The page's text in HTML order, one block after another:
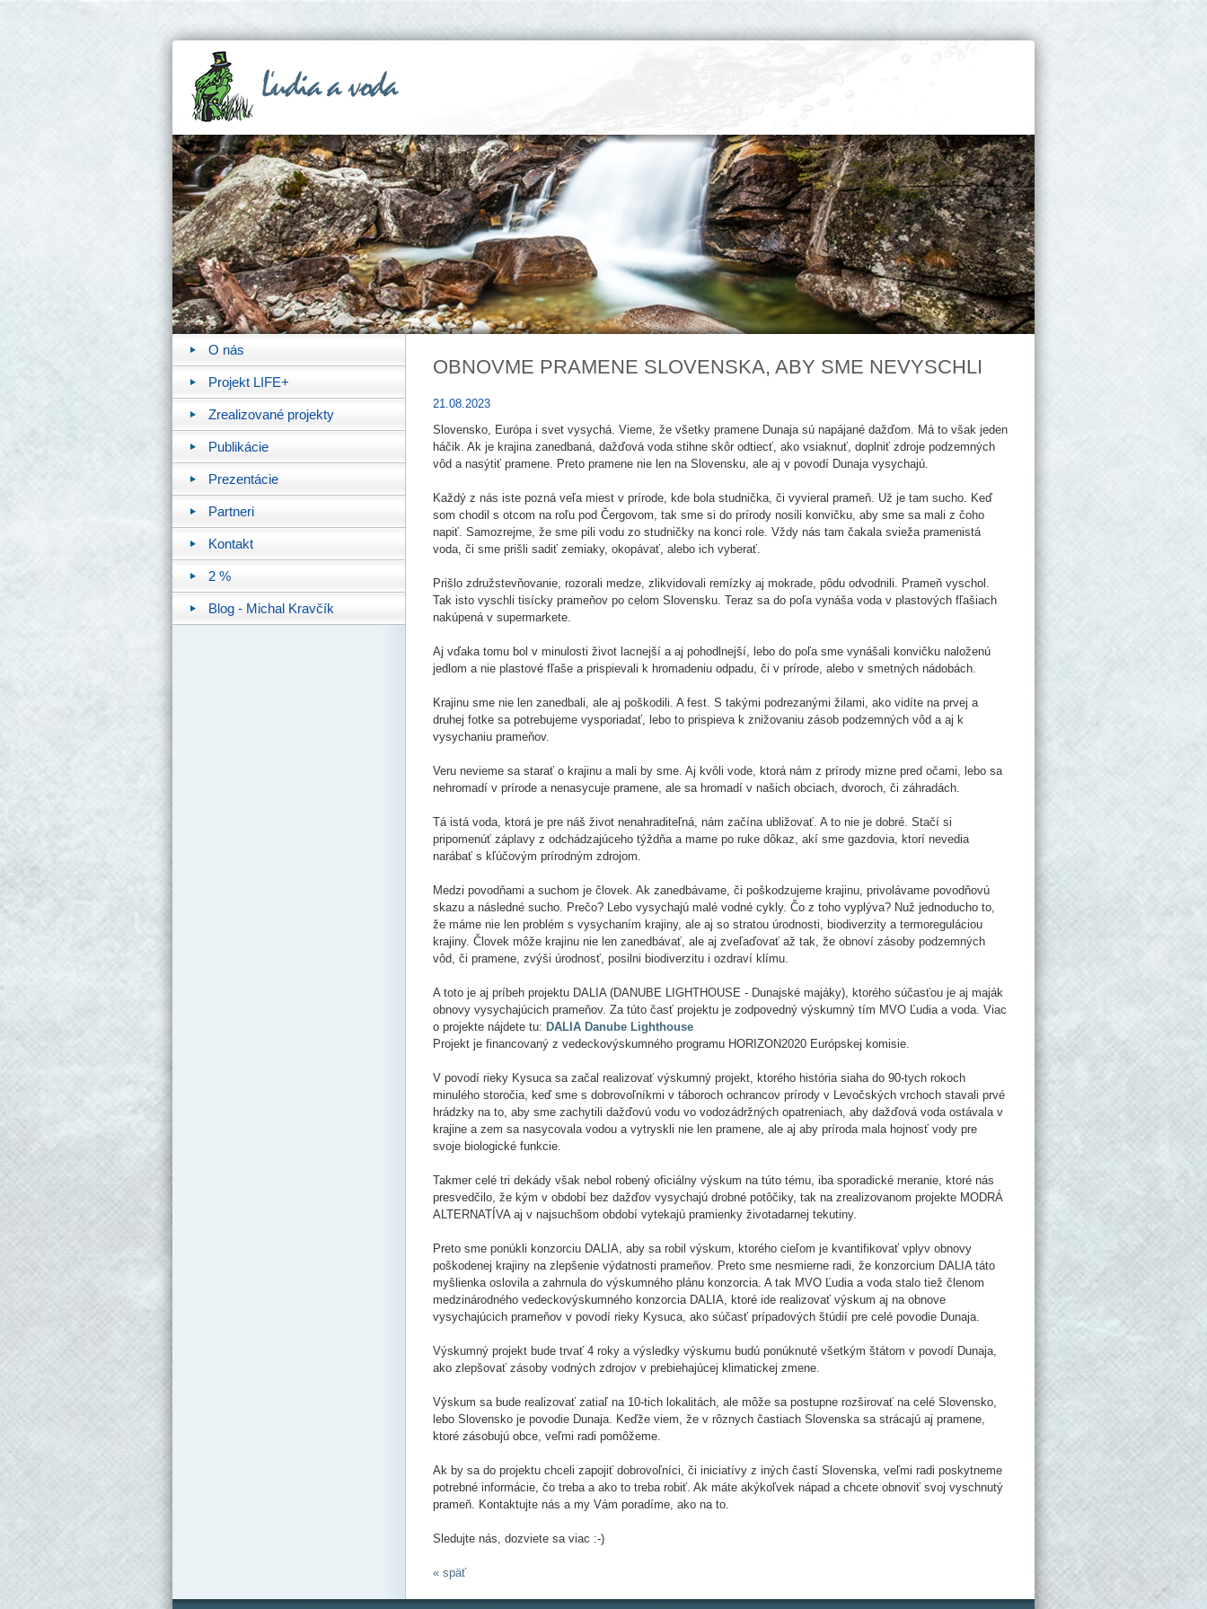
O nás
Projekt LIFE+
Zrealizované projekty
Publikácie
Prezentácie
Partneri
Kontakt
2 %
Blog - Michal Kravčík
OBNOVME PRAMENE SLOVENSKA, ABY SME NEVYSCHLI
21.08.2023
Slovensko, Európa i svet vysychá. Vieme, že všetky pramene Dunaja sú napájané dažďom. Má to však jeden
háčik. Ak je krajina zanedbaná, dažďová voda stihne skôr odtiecť, ako vsiaknuť, doplniť zdroje podzemných
vôd a nasýtiť pramene. Preto pramene nie len na Slovensku, ale aj v povodí Dunaja vysychajú.
Každý z nás iste pozná veľa miest v prírode, kde bola studnička, či vyvieral prameň. Už je tam sucho. Keď
som chodil s otcom na roľu pod Čergovom, tak sme si do prírody nosili konvičku, aby sme sa mali z čoho
napiť. Samozrejme, že sme pili vodu zo studničky na konci role. Vždy nás tam čakala svieža pramenistá
voda, či sme prišli sadiť zemiaky, okopávať, alebo ich vyberať.
Prišlo združstevňovanie, rozorali medze, zlikvidovali remízky aj mokrade, pôdu odvodnili. Prameň vyschol.
Tak isto vyschli tisícky prameňov po celom Slovensku. Teraz sa do poľa vynáša voda v plastových fľašiach
nakúpená v supermarkete.
Aj vďaka tomu bol v minulosti život lacnejší a aj pohodlnejší, lebo do poľa sme vynášali konvičku naloženú
jedlom a nie plastové fľaše a prispievali k hromadeniu odpadu, či v prírode, alebo v smetných nádobách.
Krajinu sme nie len zanedbali, ale aj poškodili. A fest. S takými podrezanými žilami, ako vidíte na prvej a
druhej fotke sa potrebujeme vysporiadať, lebo to prispieva k znižovaniu zásob podzemných vôd a aj k
vysychaniu prameňov.
Veru nevieme sa starať o krajinu a mali by sme. Aj kvôli vode, ktorá nám z prírody mizne pred očami, lebo sa
nehromadí v prírode a nenasycuje pramene, ale sa hromadí v našich obciach, dvoroch, či záhradách.
Tá istá voda, ktorá je pre náš život nenahraditeľná, nám začína ubližovať. A to nie je dobré. Stačí si
pripomenúť záplavy z odchádzajúceho týždňa a mame po ruke dôkaz, akí sme gazdovia, ktorí nevedia
narábať s kľúčovým prírodným zdrojom.
Medzi povodňami a suchom je človek. Ak zanedbávame, či poškodzujeme krajinu, privolávame povodňovú
skazu a následné sucho. Prečo? Lebo vysychajú malé vodné cykly. Čo z toho vyplýva? Nuž jednoducho to,
že máme nie len problém s vysychaním krajiny, ale aj so stratou úrodnosti, biodiverzity a termoreguláciou
krajiny. Človek môže krajinu nie len zanedbávať, ale aj zveľaďovať až tak, že obnoví zásoby podzemných
vôd, či pramene, zvýši úrodnosť, posilni biodiverzitu i ozdraví klímu.
A toto je aj príbeh projektu DALIA (DANUBE LIGHTHOUSE - Dunajské majáky), ktorého súčasťou je aj maják
obnovy vysychajúcich prameňov. Za túto časť projektu je zodpovedný výskumný tím MVO Ľudia a voda. Viac
o projekte nájdete tu: DALIA Danube Lighthouse
Projekt je financovaný z vedeckovýskumného programu HORIZON2020 Európskej komisie.
V povodí rieky Kysuca sa začal realizovať výskumný projekt, ktorého história siaha do 90-tych rokoch
minulého storočia, keď sme s dobrovoľníkmi v táboroch ochrancov prírody v Levočských vrchoch stavali prvé
hrádzky na to, aby sme zachytili dažďovú vodu vo vodozádržných opatreniach, aby dažďová voda ostávala v
krajine a zem sa nasycovala vodou a vytryskli nie len pramene, ale aj aby príroda mala hojnosť vody pre
svoje biologické funkcie.
Takmer celé tri dekády však nebol robený oficiálny výskum na túto tému, iba sporadické meranie, ktoré nás
presvedčilo, že kým v období bez dažďov vysychajú drobné potôčiky, tak na zrealizovanom projekte MODRÁ
ALTERNATÍVA aj v najsuchšom období vytekajú pramienky životadarnej tekutiny.
Preto sme ponúkli konzorciu DALIA, aby sa robil výskum, ktorého cieľom je kvantifikovať vplyv obnovy
poškodenej krajiny na zlepšenie výdatnosti prameňov. Preto sme nesmierne radi, že konzorcium DALIA táto
myšlienka oslovila a zahrnula do výskumného plánu konzorcia. A tak MVO Ľudia a voda stalo tiež členom
medzinárodného vedeckovýskumného konzorcia DALIA, ktoré ide realizovať výskum aj na obnove
vysychajúcich prameňov v povodí rieky Kysuca, ako súčasť prípadových štúdií pre celé povodie Dunaja.
Výskumný projekt bude trvať 4 roky a výsledky výskumu budú ponúknuté všetkým štátom v povodí Dunaja,
ako zlepšovať zásoby vodných zdrojov v prebiehajúcej klimatickej zmene.
Výskum sa bude realizovať zatiaľ na 10-tich lokalitách, ale môže sa postupne rozširovať na celé Slovensko,
lebo Slovensko je povodie Dunaja. Keďže viem, že v rôznych častiach Slovenska sa strácajú aj pramene,
ktoré zásobujú obce, veľmi radi pomôžeme.
Ak by sa do projektu chceli zapojiť dobrovoľníci, či iniciatívy z iných častí Slovenska, veľmi radi poskytneme
potrebné informácie, čo treba a ako to treba robiť. Ak máte akýkoľvek nápad a chcete obnoviť svoj vyschnutý
prameň. Kontaktujte nás a my Vám poradíme, ako na to.
Sledujte nás, dozviete sa viac :-)
« späť